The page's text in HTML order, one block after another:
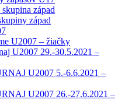
západ
západ
U2007 – žiačky
U2007 29.-30.5.2021 –
U2007 5.-6.6.2021 –
U2007 26.-27.6.2021 –